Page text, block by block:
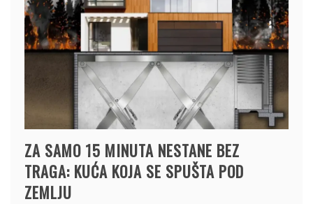
ZA SAMO 15 MINUTA NESTANE BEZ
TRAGA: KUĆA KOJA SE SPUŠTA POD
ZEMLJU